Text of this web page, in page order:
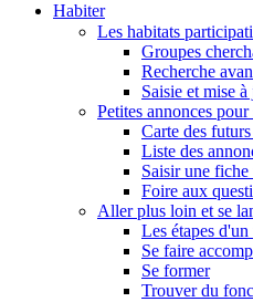
Habiter
Les habitats
Groupes
Recherche
Saisie et mise
Petites annonces
Carte des
Liste des
Saisir une
Foire aux
Aller plus loin et se
Les étapes
Se faire
Se former
Trouver du